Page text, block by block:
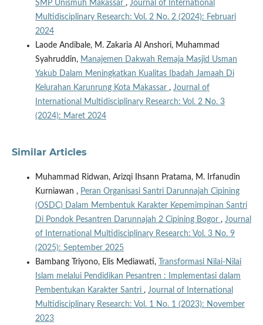
SMP Unismuh Makassar , Journal of International
Multidisciplinary Research: Vol. 2 No. 2 (2024): Februari
2024
Laode Andibale, M. Zakaria Al Anshori, Muhammad
Syahruddin, Manajemen Dakwah Remaja Masjid Usman
Yakub Dalam Meningkatkan Kualitas Ibadah Jamaah Di
Kelurahan Karunrung Kota Makassar , Journal of
International Multidisciplinary Research: Vol. 2 No. 3
(2024): Maret 2024
Similar Articles
Muhammad Ridwan, Arizqi Ihsann Pratama, M. Irfanudin
Kurniawan , Peran Organisasi Santri Darunnajah Cipining
(OSDC) Dalam Membentuk Karakter Kepemimpinan Santri
Di Pondok Pesantren Darunnajah 2 Cipining Bogor , Journal
of International Multidisciplinary Research: Vol. 3 No. 9
(2025): September 2025
Bambang Triyono, Elis Mediawati,
Transformasi Nilai-Nilai
Islam melalui Pendidikan Pesantren : Implementasi dalam
Pembentukan Karakter Santri , Journal of International
Multidisciplinary Research: Vol. 1 No. 1 (2023): November
2023